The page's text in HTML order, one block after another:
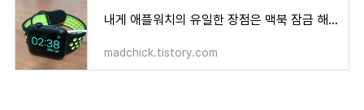
내게 애플워치의 유일한 장점은 맥북 잠금 해제 연동
madchick.tistory.com